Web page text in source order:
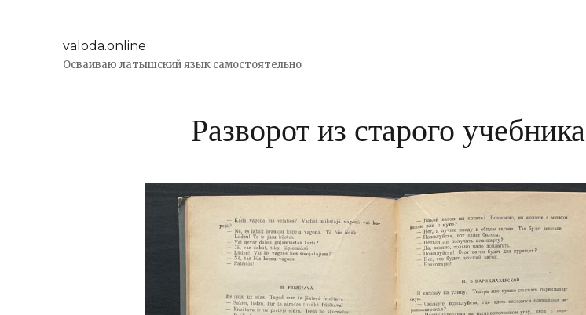
valoda.online
Осваиваю латышский язык самостоятельно
Разворот из старого учебника